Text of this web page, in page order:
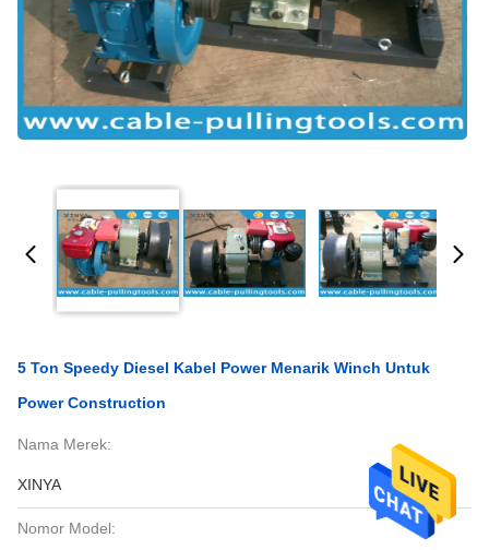
5 Ton Speedy Diesel Kabel Power Menarik Winch Untuk
Power Construction
Nama Merek:
XINYA
Nomor Model: